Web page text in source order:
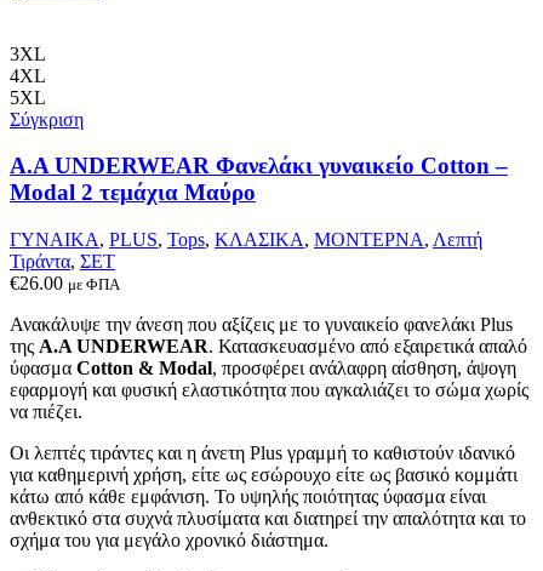
επιλογές
να
επιλεγούν
στη
του
προϊόντος
3XL
4XL
5XL
Σύγκριση
Α.A UNDERWEAR Φανελάκι γυναικείο Cotton –
Modal 2 τεμάχια Μαύρο
ΓΥΝΑΙΚΑ, PLUS, Tops, ΚΛΑΣΙΚΑ, ΜΟΝΤΕΡΝΑ, Λεπτή
Τιράντα, ΣΕΤ
€26.00 με ΦΠΑ
Ανακάλυψε την άνεση που αξίζεις με το γυναικείο φανελάκι Plus
της Α.Α UNDERWEAR. Κατασκευασμένο από εξαιρετικά απαλό
ύφασμα Cotton & Modal, προσφέρει ανάλαφρη αίσθηση, άψογη
εφαρμογή και φυσική ελαστικότητα που αγκαλιάζει το σώμα χωρίς
να πιέζει.
Οι λεπτές τιράντες και η άνετη Plus γραμμή το καθιστούν ιδανικό
για καθημερινή χρήση, είτε ως εσώρουχο είτε ως βασικό κομμάτι
κάτω από κάθε εμφάνιση. Το υψηλής ποιότητας ύφασμα είναι
ανθεκτικό στα συχνά πλυσίματα και διατηρεί την απαλότητα και το
σχήμα του για μεγάλο χρονικό διάστημα.